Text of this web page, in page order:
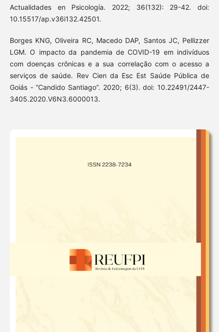
Actualidades en Psicología. 2022; 36(132): 29-42. doi:
10.15517/ap.v36i132.42501.
Borges KNG, Oliveira RC, Macedo DAP, Santos JC, Pellizzer
LGM. O impacto da pandemia de COVID-19 em indivíduos
com doenças crônicas e a sua correlação com o acesso a
serviços de saúde. Rev Cien da Esc Est Saúde Pública de
Goiás - “Candido Santiago”. 2020; 6(3). doi: 10.22491/2447-
3405.2020.V6N3.6000013.